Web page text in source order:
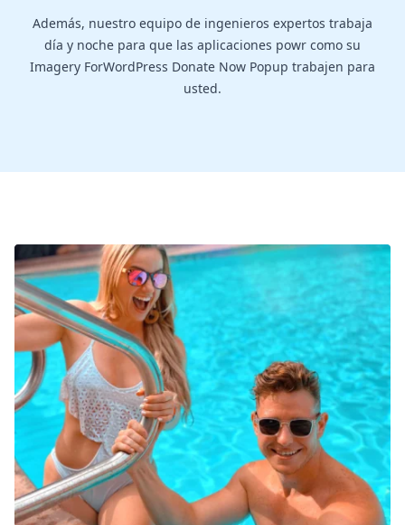
Además, nuestro equipo de ingenieros expertos trabaja
día y noche para que las aplicaciones powr como su
Imagery ForWordPress Donate Now Popup trabajen para
usted.